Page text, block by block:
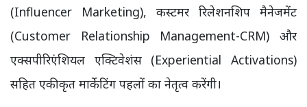
(Influencer Marketing), कस्टमर रिलेशनशिप मैनेजमेंट
(Customer Relationship Management-CRM) और
एक्सपीरिएंशियल एक्टिवेशंस (Experiential Activations)
सहित एकीकृत मार्केटिंग पहलों का नेतृत्व करेंगी।